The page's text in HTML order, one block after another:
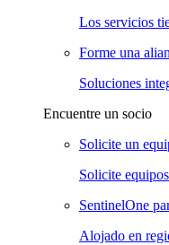
Los servicios
Forme una
Soluciones
Encuentre un socio
Solicite un
Solicite
SentinelOne
Alojado en